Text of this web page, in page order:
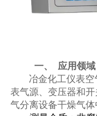
一、
应用领域
冶金化工仪表空
表气源、变压器和
气分离设备干燥气